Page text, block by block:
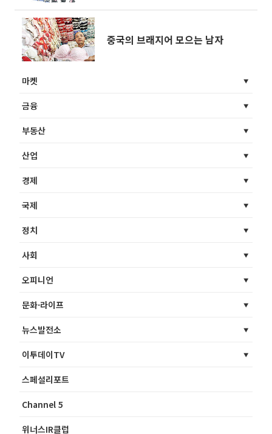
중국의 브래지어 모으는 남자
마켓
금융
부동산
산업
경제
국제
정치
사회
오피니언
문화·라이프
뉴스발전소
이투데이TV
스페셜리포트
Channel 5
위너스IR클럽